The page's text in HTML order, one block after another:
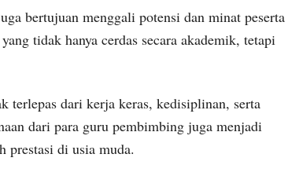
bertujuan menggali potensi dan minat peserta
tidak hanya cerdas secara akademik, tetapi
dari kerja keras, kedisiplinan, serta
dari para guru pembimbing juga menjadi
prestasi di usia muda.